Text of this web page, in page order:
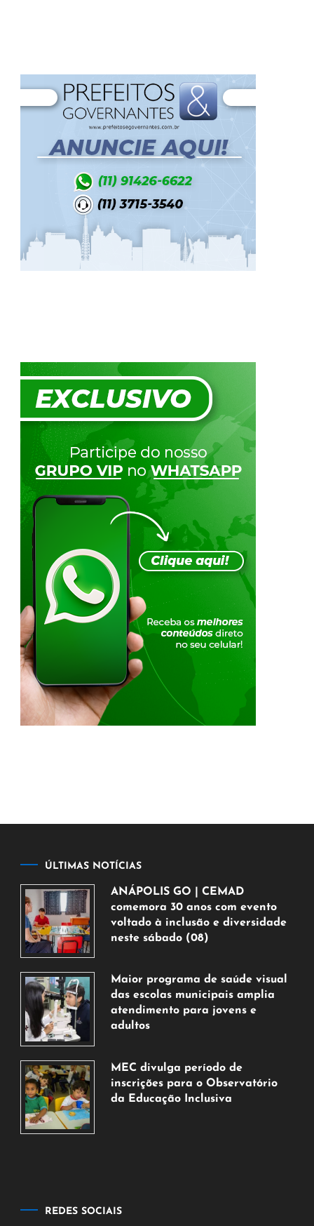
ÚLTIMAS NOTÍCIAS
ANÁPOLIS GO | CEMAD
comemora 30 anos com evento
voltado à inclusão e diversidade
neste sábado (08)
de
agosto
de
2026
Maior programa de saúde visual
das escolas municipais amplia
atendimento para jovens e
adultos
de
agosto
de
MEC divulga período de
inscrições para o Observatório
da Educação Inclusiva
REDES SOCIAIS